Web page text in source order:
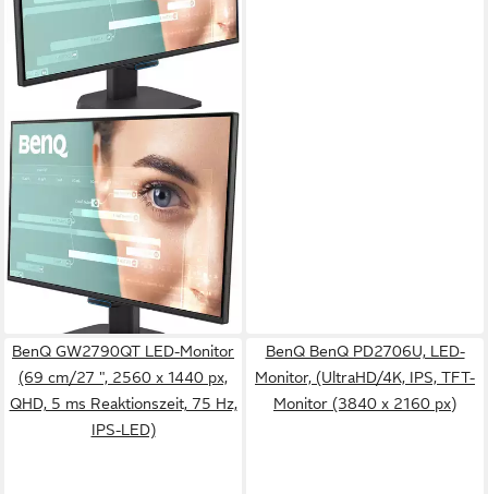
BENQ
GW2790C LED-Monitor
69 cm/ 27 Zoll Diagonale
1920 x 1080 px, Full HD Auflösung
5 ms Reaktionszeit
Produktdatenblatt
ab 138,79 €
12,68 €mtl. in 12 Raten
lieferbar - in 3-4 Werktagen bei dir
BenQ GW2790QT LED-Monitor
(69 cm/27 ", 2560 x 1440 px,
QHD, 5 ms Reaktionszeit, 75 Hz,
IPS-LED)
BenQ BenQ PD2706U, LED-
Monitor, (UltraHD/4K, IPS, TFT-
Monitor (3840 x 2160 px)